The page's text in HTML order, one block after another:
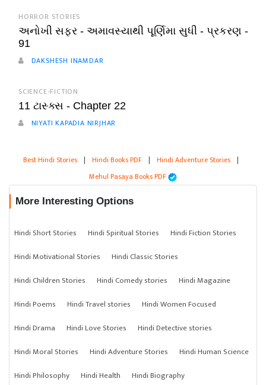
HORROR STORIES
અનોખી સફર - અમાવસ્યાથી પૂર્ણિમા સુધી - પ્રકરણ -
91
DAKSHESH INAMDAR
SCIENCE-FICTION
11 ટાસ્ક્સ - Chapter 22
NIYATI KAPADIA NIRJHAR
Best Hindi Stories | Hindi Books PDF | Hindi Adventure Stories |
Mehul Pasaya Books PDF
More Interesting Options
Hindi Short Stories Hindi Spiritual Stories
Hindi Fiction Stories
Hindi Motivational Stories
Hindi Classic Stories
Hindi Children Stories
Hindi Comedy stories
Hindi Magazine
Hindi Poems
Hindi Travel stories
Hindi Women Focused
Hindi Drama
Hindi Love Stories
Hindi Detective stories
Hindi Moral Stories
Hindi Adventure Stories
Hindi Human Science
Hindi Philosophy
Hindi Health
Hindi Biography